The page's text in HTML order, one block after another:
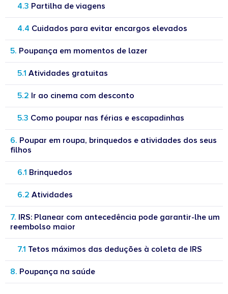
Partilha de viagens
Cuidados para evitar encargos elevados
Poupança em momentos de lazer
Atividades gratuitas
Ir ao cinema com desconto
Como poupar nas férias e escapadinhas
Poupar em roupa, brinquedos e atividades dos seus
filhos
Brinquedos
Atividades
IRS: Planear com antecedência pode garantir-lhe um
reembolso maior
Tetos máximos das deduções à coleta de IRS
Poupança na saúde